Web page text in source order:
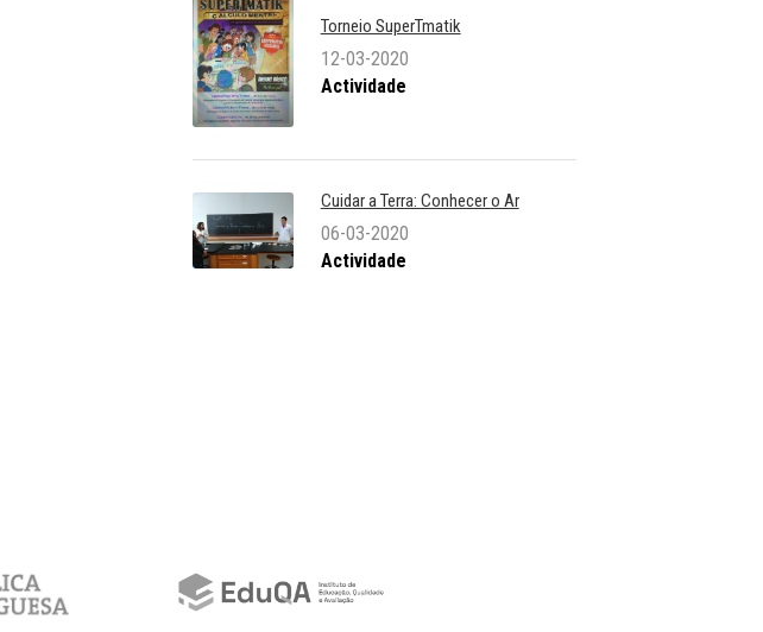
Torneio SuperTmatik
12-03-2020
Actividade
Cuidar a Terra: Conhecer o Ar
06-03-2020
Actividade